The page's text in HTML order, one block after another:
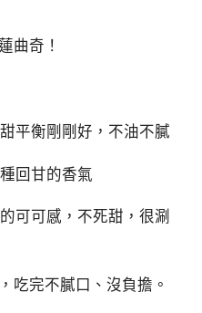
曲奇！
平衡剛剛好，不油不膩
回甘的香氣
可可感，不死甜，很涮
，吃完不膩口、沒負擔。